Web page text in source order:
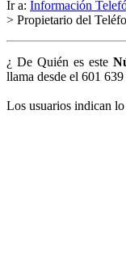
Ir a: Información
> Propietario del
¿ De Quién es este
llama desde el 601
Los usuarios indican